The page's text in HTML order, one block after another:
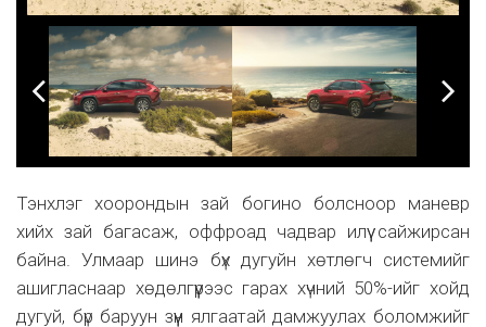
Тэнхлэг хоорондын зай богино болсноор маневр
хийх зай багасаж, оффроад чадвар илүү сайжирсан
байна. Улмаар шинэ бүх дугуйн хөтлөгч системийг
ашигласнаар хөдөлгүүрээс гарах хүчний 50%-ийг хойд
дугуй, бүр баруун зүүн ялгаатай дамжуулах боломжийг